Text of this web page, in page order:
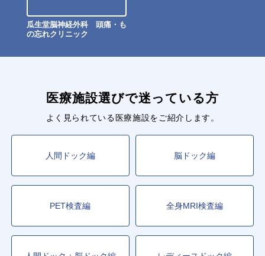
瓜生堂脳神経外科 頭痛・も
の忘れクリニック
医療施設選びで迷っている方
よく見られている医療施設をご紹介します。
人間ドック編 脳ドック編
PET検査編 全身MRI検査編